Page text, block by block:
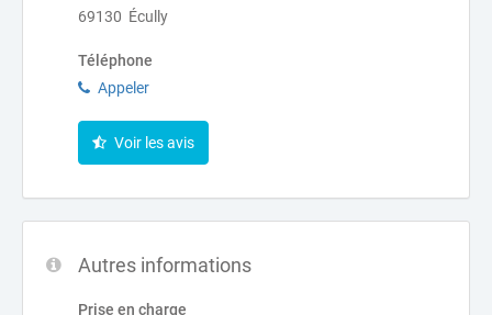
69130 Écully
Téléphone
Appeler
Voir les avis
Autres informations
Prise en charge